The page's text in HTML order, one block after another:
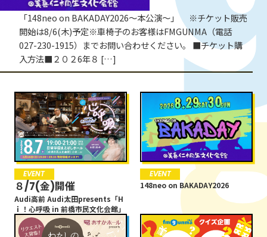
13:30
13:55
FRIDAY GOES ON～あっ、
それいただきっ！～
斉藤リョーツ
13:55
14:00
IMP.のIMPickup
IMP.
14:00
14:55
FRIDAY GOES ON～あっ、
それいただきっ！～
藤井悠
14:55
15:00
NEWS
「148neo on BAKADAY2026〜本公演〜」 ※チケット販売
開始は8/6(木)予定※車椅子のお客様はFMGUNMA（電話
027-230-1915）までお問い合わせください。 ■チケット購
入方法■２０２6年８ […]
EVENT
８/7(金)開催
Audi高前 Audi太田presents「H
ｉ！心呼吸 in 前橋市民文化会館」
EVENT
148neo on BAKADAY2026
募集中
8/25(火)開催
【リクエスト募集中】1DAY
REQUEST わたしの想い出SONG
EVENT
８/7(金)開催
Audi高前 Audi太田presents「H
ｉ！心呼吸 in 前橋市民文化会館」
EVENT
148neo on BAKADAY2026
CANPAIGN
8/30(日)
8/30(日)群馬マスコミ３社マッ
チ 「群馬ダイヤモンドペガサス
VS福島レッドホープス」
EVENT
８/7(金)開催
Audi高前 Audi太田presents「H
ｉ！心呼吸 in 前橋市民文化会館」
EVENT
148neo on BAKADAY2026